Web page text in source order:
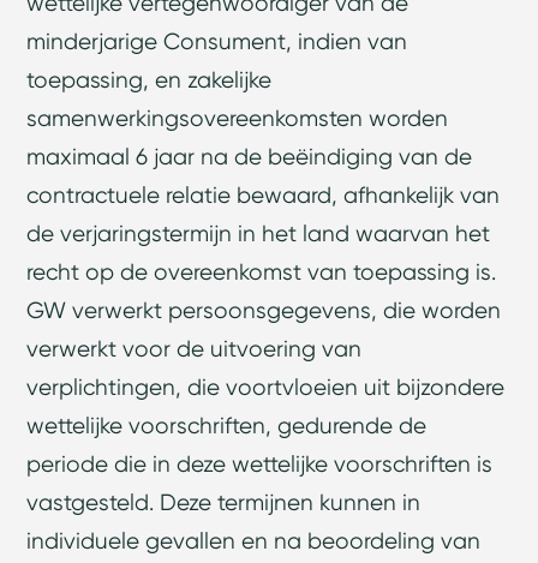
minderjarige Consument, indien van
toepassing, en zakelijke
samenwerkingsovereenkomsten worden
maximaal 6 jaar na de beëindiging van de
contractuele relatie bewaard, afhankelijk van
de verjaringstermijn in het land waarvan het
recht op de overeenkomst van toepassing is.
GW verwerkt persoonsgegevens, die worden
verwerkt voor de uitvoering van
verplichtingen, die voortvloeien uit bijzondere
wettelijke voorschriften, gedurende de
periode die in deze wettelijke voorschriften is
vastgesteld. Deze termijnen kunnen in
individuele gevallen en na beoordeling van